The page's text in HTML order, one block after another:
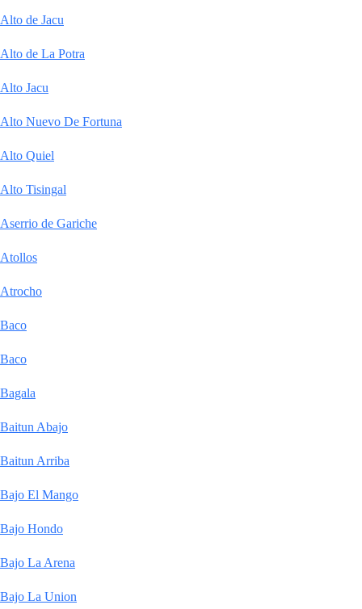
Alto de Jacu
Alto de La Potra
Alto Jacu
Alto Nuevo De Fortuna
Alto Quiel
Alto Tisingal
Aserrio de Gariche
Atollos
Atrocho
Baco
Baco
Bagala
Baitun Abajo
Baitun Arriba
Bajo El Mango
Bajo Hondo
Bajo La Arena
Bajo La Union